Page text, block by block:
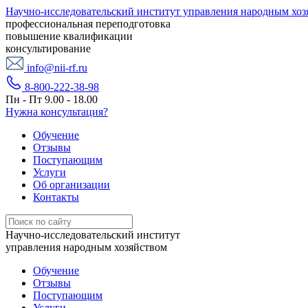
Научно-исследовательский институт управления народным
профессиональная переподготовка
повышение квалификации
консультирование
info@nii-rf.ru
8-800-222-38-98
Пн - Пт 9.00 - 18.00
Нужна консультация?
Обучение
Отзывы
Поступающим
Услуги
Об организации
Контакты
Научно-исследовательский институт
управления народным хозяйством
Обучение
Отзывы
Поступающим